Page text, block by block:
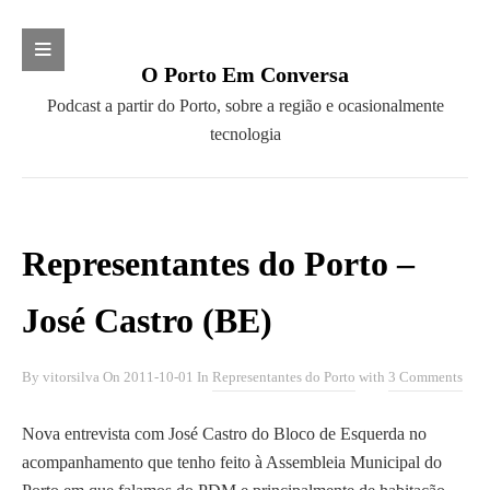
r
r
Search
Campo Aberto
Clube dos Pensadores
Convergir
Fundação SPES
Future Places
O Porto Em Conversa
t
p
i
r
Podcast a partir do Porto, sobre a região e ocasionalmente
tecnologia
Representantes do Porto –
José Castro (BE)
By vitorsilva On 2011-10-01 In Representantes do Porto with 3 Comments
Nova entrevista com José Castro do Bloco de Esquerda no
acompanhamento que tenho feito à Assembleia Municipal do